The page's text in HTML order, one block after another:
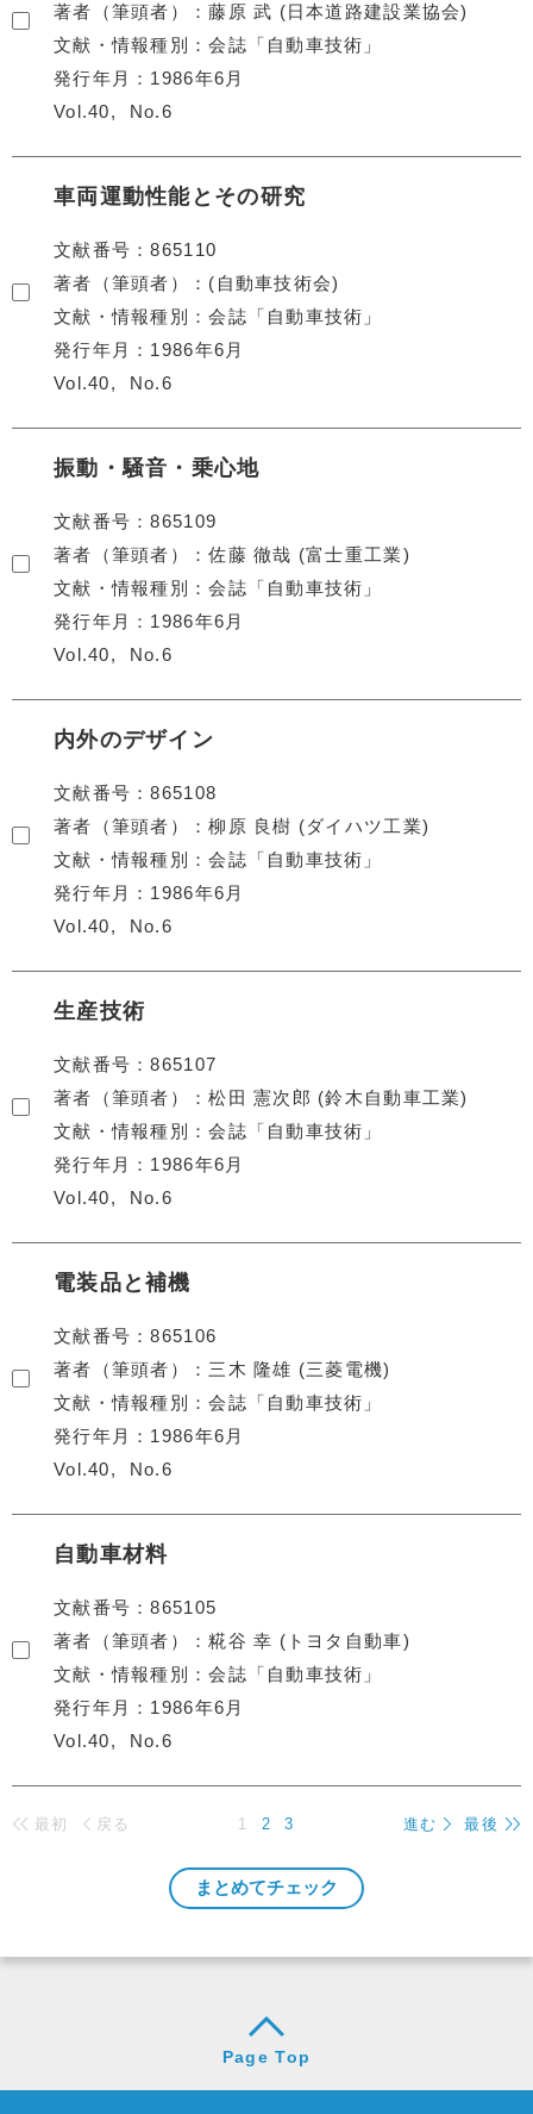
著者（筆頭者）
藤原 武 (日本道路建設業協会)
文献・情報種別
会誌「自動車技術」
発行年月
1986年6月
Vol.40
No.6
車両運動性能とその研究
文献番号
865110
著者（筆頭者）
(自動車技術会)
文献・情報種別
会誌「自動車技術」
発行年月
1986年6月
Vol.40
No.6
振動・騒音・乗心地
文献番号
865109
著者（筆頭者）
佐藤 徹哉 (富士重工業)
文献・情報種別
会誌「自動車技術」
発行年月
1986年6月
Vol.40
No.6
内外のデザイン
文献番号
865108
著者（筆頭者）
柳原 良樹 (ダイハツ工業)
文献・情報種別
会誌「自動車技術」
発行年月
1986年6月
Vol.40
No.6
生産技術
文献番号
865107
著者（筆頭者）
松田 憲次郎 (鈴木自動車工業)
文献・情報種別
会誌「自動車技術」
発行年月
1986年6月
Vol.40
No.6
電装品と補機
文献番号
865106
著者（筆頭者）
三木 隆雄 (三菱電機)
文献・情報種別
会誌「自動車技術」
発行年月
1986年6月
Vol.40
No.6
自動車材料
文献番号
865105
著者（筆頭者）
糀谷 幸 (トヨタ自動車)
文献・情報種別
会誌「自動車技術」
発行年月
1986年6月
Vol.40
No.6
最初 戻る 1 2 3 進む 最後
Page Top